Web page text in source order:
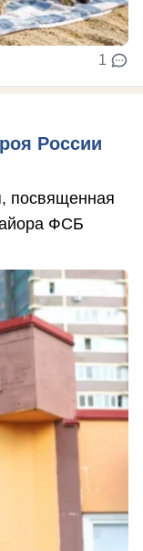
1
России
посвященная
ФСБ